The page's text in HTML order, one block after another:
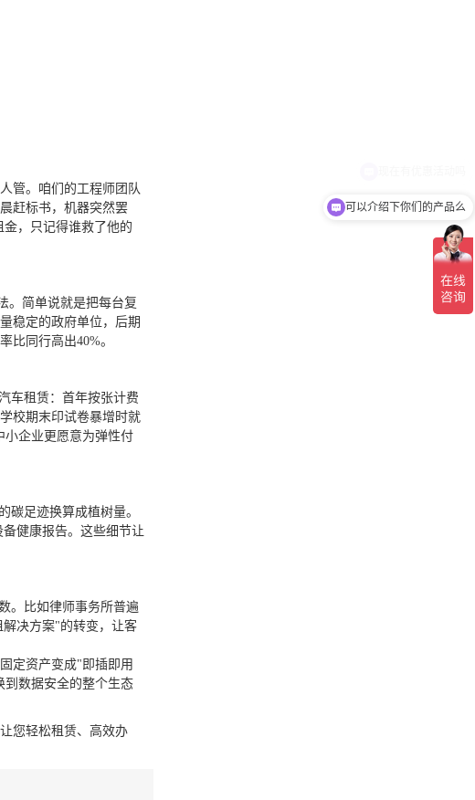
管。咱们的工程师团队
赶标书，机器突然罢
，只记得谁救了他的
。简单说就是把每台复
稳定的政府单位，后期
比同行高出40%。
车租赁：首年按张计费
校期末印试卷暴增时就
小企业更愿意为弹性付
碳足迹换算成植树量。
健康报告。这些细节让
。比如律师事务所普遍
决方案"的转变，让客
定资产变成"即插即用
到数据安全的整个生态
您轻松租赁、高效办
可以介绍下你们的产品么